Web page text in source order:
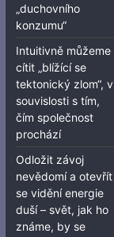
„duchovního
konzumu“
Intuitivně můžeme
cítit „blížící se
tektonický zlom“, v
souvislosti s tím,
čím společnost
prochází
Odložit závoj
nevědomí a otevřít
se vidění energie
duší – svět, jak ho
známe, by se